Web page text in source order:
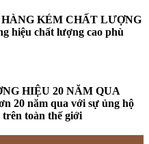
KÉM CHẤT LƯỢNG
hiệu chất lượng cao phù
HIỆU 20 NĂM QUA
20 năm qua với sự ủng hộ
toàn thế giới